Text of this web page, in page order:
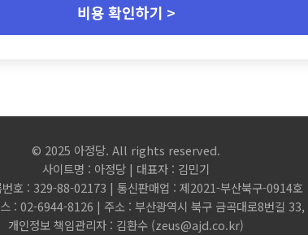
비용 확인하기 >
© 2025 아정당. All rights reserved.
사이트명 : 아정당 | 대표자 : 김민기
번호 : 329-88-02173 | 통신판매업 : 제2021-부산북구-0914호
: 02-6944-8126 | 주소 : 부산광역시 북구 금곡대로8번길 33,
개인정보 책임관리자 : 김환수 (zeus@ajd.co.kr)